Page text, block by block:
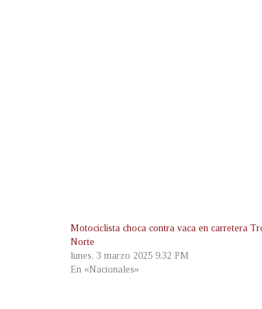
Motociclista choca contra vaca en carretera
Norte
lunes, 3 marzo 2025 9:32 PM
En «Nacionales»